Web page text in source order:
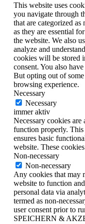
This website uses
you navigate through
that are categorized as
as they are essential
the website. We also
analyze and
cookies will be stored
consent. You also
But opting out of
browsing experience.
Necessary
Necessary
immer aktiv
Necessary cookies
function properly.
ensures basic
website. These
Non-necessary
Non-necessary
Any cookies that may
website to function
personal data via
termed as non-
user consent prior to
SPEICHERN &